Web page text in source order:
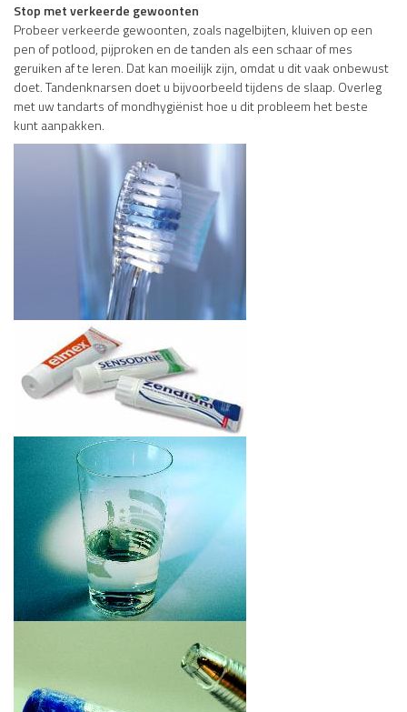
Stop met verkeerde gewoonten
Probeer verkeerde gewoonten, zoals nagelbijten, kluiven op een
pen of potlood, pijproken en de tanden als een schaar of mes
geruiken af te leren. Dat kan moeilijk zijn, omdat u dit vaak onbewust
doet. Tandenknarsen doet u bijvoorbeeld tijdens de slaap. Overleg
met uw tandarts of mondhygiënist hoe u dit probleem het beste
kunt aanpakken.